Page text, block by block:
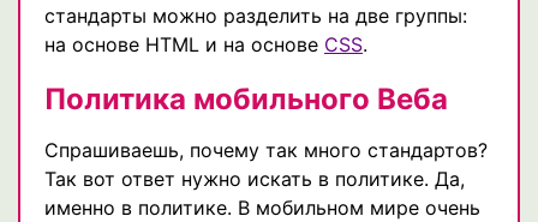
стандарты можно разделить на две группы:
на основе HTML и на основе СSS.
Политика мобильного Веба
Спрашиваешь, почему так много стандартов?
Так вот ответ нужно искать в политике. Да,
именно в политике. В мобильном мире очень